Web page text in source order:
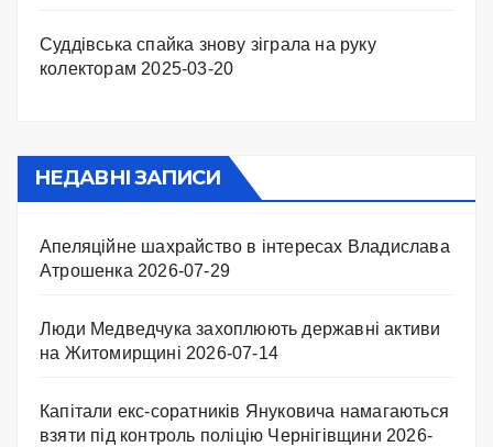
Суддівська спайка знову зіграла на руку
колекторам 2025-03-20
НЕДАВНІ ЗАПИСИ
Апеляційне шахрайство в інтересах Владислава
Атрошенка 2026-07-29
Люди Медведчука захоплюють державні активи
на Житомирщині 2026-07-14
Капітали екс-соратників Януковича намагаються
взяти під контроль поліцію Чернігівщини 2026-